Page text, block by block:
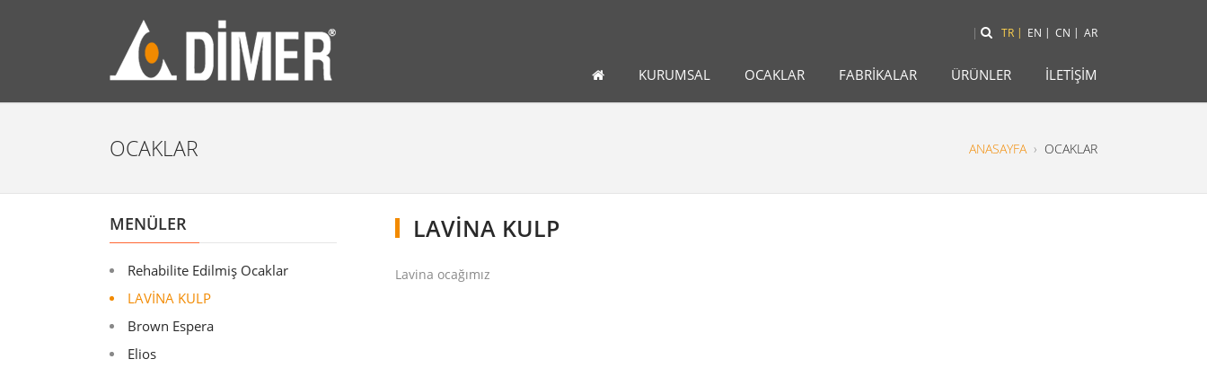
TR EN CN AR
KURUMSAL OCAKLAR FABRİKALAR ÜRÜNLER İLETİŞİM
OCAKLAR ANASAYFA › OCAKLAR
MENÜLER
Rehabilite Edilmiş Ocaklar
LAVİNA KULP
Brown Espera
Elios
LAVİNA KULP
Lavina ocağımız